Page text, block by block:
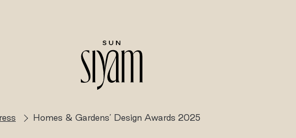
Homes & Gardens’ Design Awards 2025